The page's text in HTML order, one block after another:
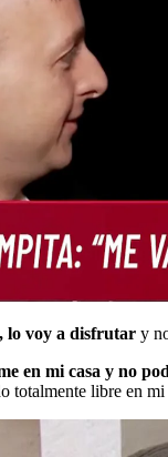
lo voy a disfrutar y
en mi casa y no
totalmente libre en